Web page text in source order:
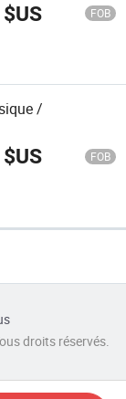
$US FOB
/
$US FOB
droits réservés.